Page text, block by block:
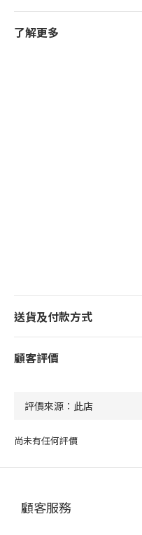
了解更多
送貨及付款方式
顧客評價
尚未有任何評價
顧客服務